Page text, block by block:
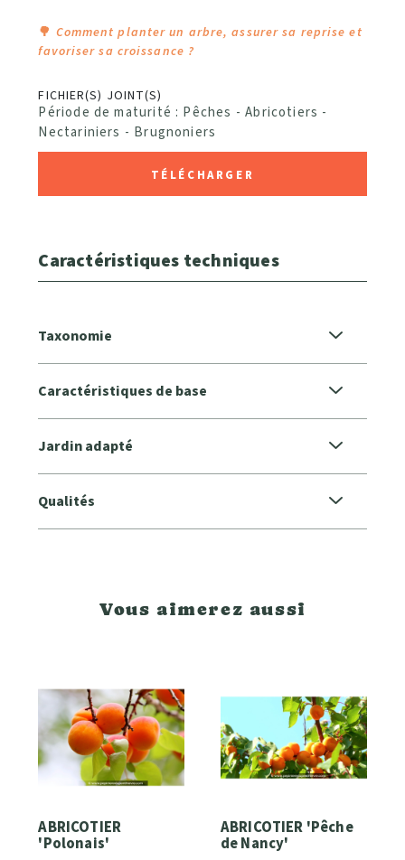
🌳 Comment planter un arbre, assurer sa reprise et
favoriser sa croissance ?
FICHIER(S) JOINT(S)
Période de maturité : Pêches - Abricotiers -
Nectariniers - Brugnoniers
TÉLÉCHARGER
Caractéristiques techniques
Taxonomie
Caractéristiques de base
Jardin adapté
Qualités
Vous aimerez aussi
ABRICOTIER
'Polonais'
ABRICOTIER 'Pêche
de Nancy'